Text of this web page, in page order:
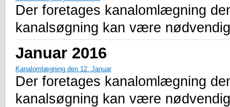
Der foretages kanalomlægning
kanalsøgning kan være
Januar 2016
Kanalomlægning den 12. Januar
Der foretages kanalomlægning
kanalsøgning kan være